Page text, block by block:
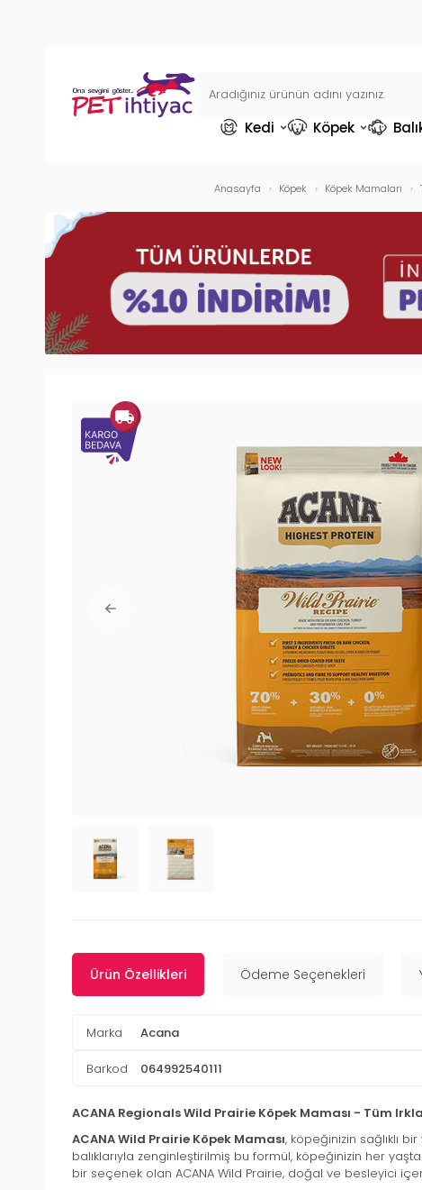
Kedi Köpek
Anasayfa Köpek Köpek Mamaları
Ürün Özellikleri Ödeme Seçenekleri
Marka Acana
Barkod 064992540111
ACANA Regionals Wild Prairie Köpek Maması - Tüm
ACANA Wild Prairie Köpek Maması, köpeğinizin sağlıklı
balıklarıyla zenginleştirilmiş bu formül, köpeğinizin her
bir seçenek olan ACANA Wild Prairie, doğal ve besleyici